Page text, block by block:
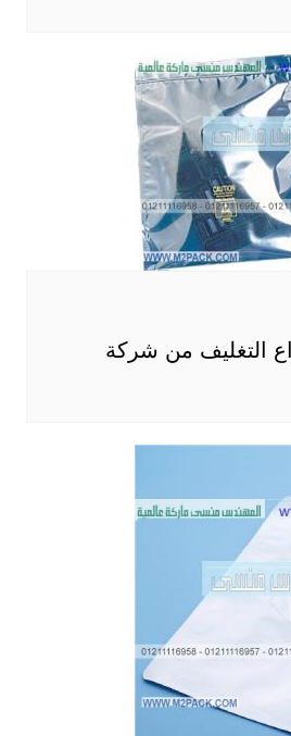
التغليف من شركة